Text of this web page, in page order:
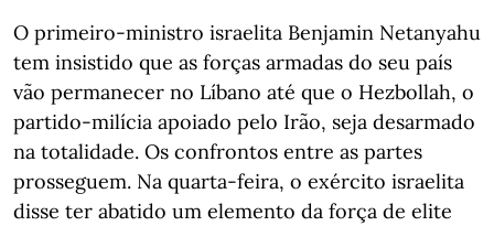
O primeiro-ministro israelita Benjamin Netanyahu
tem insistido que as forças armadas do seu país
vão permanecer no Líbano até que o Hezbollah, o
partido-milícia apoiado pelo Irão, seja desarmado
na totalidade. Os confrontos entre as partes
prosseguem. Na quarta-feira, o exército israelita
disse ter abatido um elemento da força de elite